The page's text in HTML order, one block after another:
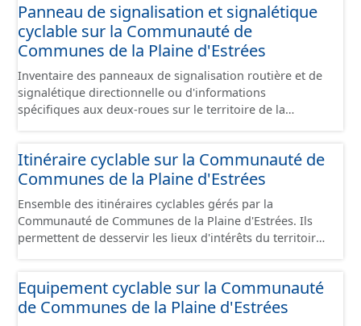
données des feuilles de plan à la commune, elles même
regroupées à l'échelle de la Communauté de Communes
de la Plaine d'Estrées.
prescriptions nationales du CNIG. Malgré l'attention
portée à la création de ces données, il est rappelé que
seuls les documents papiers font foi et sont opposables
Panneau de signalisation et signalétique
cyclable sur la Communauté de
Communes de la Plaine d'Estrées
Inventaire des panneaux de signalisation routière et de
signalétique directionnelle ou d'informations
spécifiques aux deux-roues sur le territoire de la
en cours de réalisation. Cet inventaire est en cours, la
donnée n'est donc pas exhaustive.
Itinéraire cyclable sur la Communauté de
Communes de la Plaine d'Estrées
Ensemble des itinéraires cyclables gérés par la
Communauté de Communes de la Plaine d'Estrées. Ils
permettent de desservir les lieux d'intérêts du territoire
de bonnes conditions. Ils peuvent emprunter tout type
de voies sécurisées : voie verte, piste cyclable, voie à
Equipement cyclable sur la Communauté
de Communes de la Plaine d'Estrées